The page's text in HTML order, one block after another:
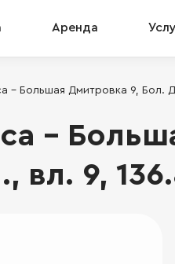
Аренда
- Большая Дмитровка 9, Бол.
-
вл. 9,